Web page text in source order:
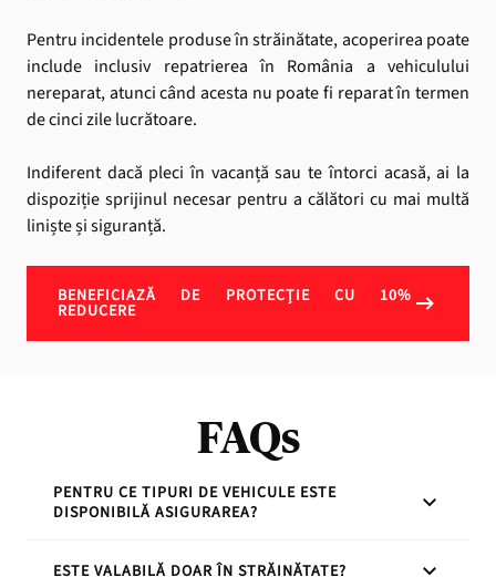
Pentru incidentele produse în străinătate, acoperirea poate
include inclusiv repatrierea în România a vehiculului
nereparat, atunci când acesta nu poate fi reparat în termen
de cinci zile lucrătoare.
Indiferent dacă pleci în vacanță sau te întorci acasă, ai la
dispoziție sprijinul necesar pentru a călători cu mai multă
liniște și siguranță.
BENEFICIAZĂ DE PROTECȚIE CU 10%
REDUCERE
FAQs
PENTRU CE TIPURI DE VEHICULE ESTE
DISPONIBILĂ ASIGURAREA?
Asigurarea se aplică autovehiculelor cu greutatea de
ESTE VALABILĂ DOAR ÎN STRĂINĂTATE?